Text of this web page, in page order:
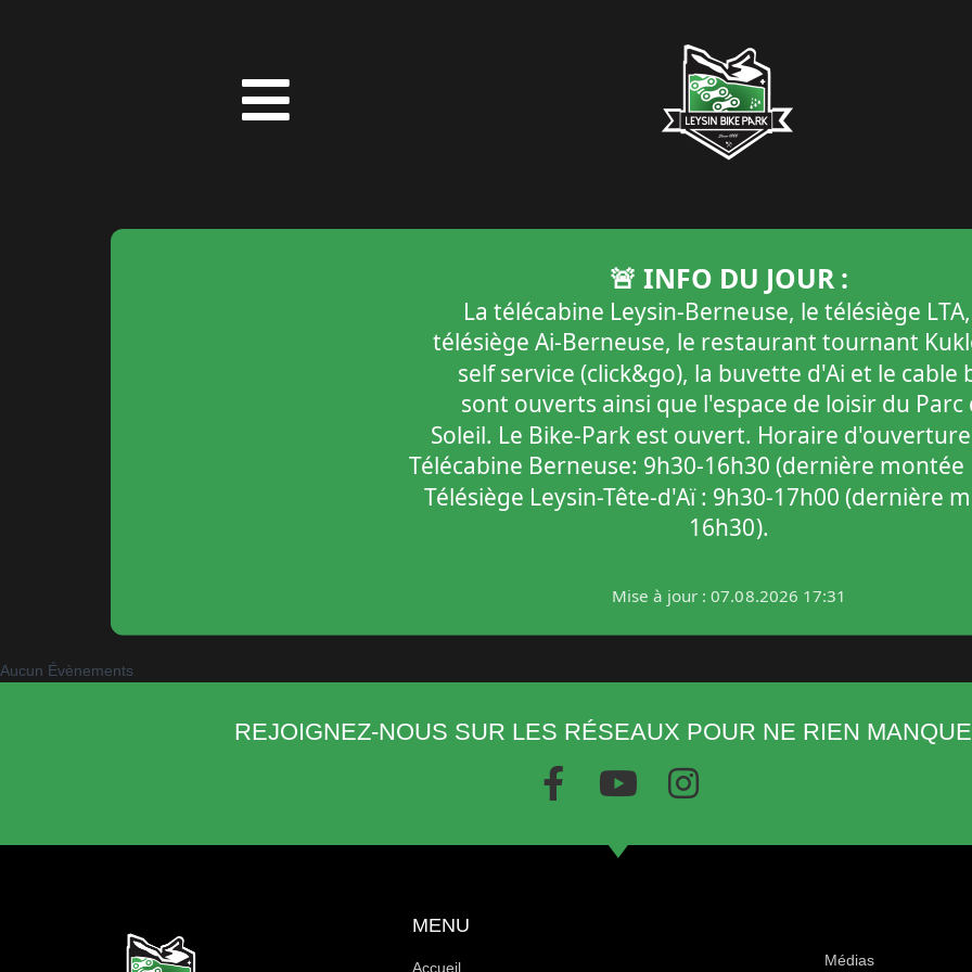
Aucun Évènements
REJOIGNEZ-NOUS SUR LES RÉSEAUX POUR NE RIEN
MENU
Accueil Médias